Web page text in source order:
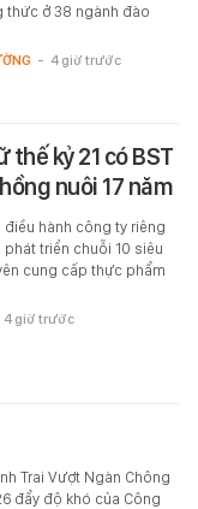
thức ở 38 ngành đào
- 4 giờ trước
kỷ 21 có BST
nuôi 17 năm
điều hành công ty riêng
phát triển chuỗi 10 siêu
cung cấp thực phẩm
4 giờ trước
Trai Vượt Ngàn Chông
đẩy độ khó của Công